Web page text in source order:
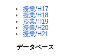
授業/H17
授業/H18
授業/H19
授業/H20
授業/H21
データベース